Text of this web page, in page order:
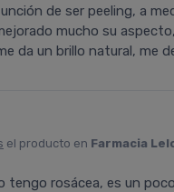
de ser peeling, a
mucho su
da un brillo natural, me
el producto en Farmacia
tengo rosácea, es un